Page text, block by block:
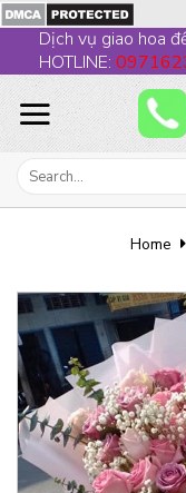
to
Dịch vụ giao hoa
HOTLINE:
Search
Home